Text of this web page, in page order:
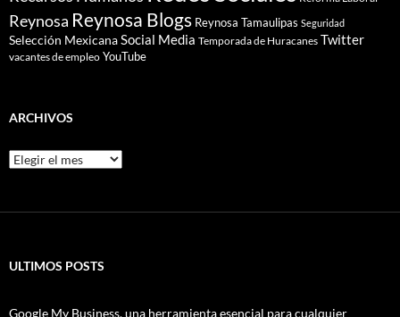
Reynosa Reynosa Blogs Reynosa Tamaulipas Seguridad
Selección MexicanaSocial Media Temporada de Huracanes Twitter
vacantes de empleo YouTube
ARCHIVOS
Archivos
ULTIMOS POSTS
Google My Business, una herramienta esencial para cualquier